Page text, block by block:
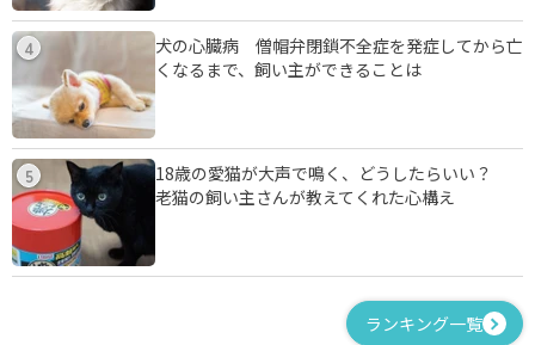
4
犬の心臓病 僧帽弁閉鎖不全症を発症してから亡
くなるまで、飼い主ができることは
5
18歳の愛猫が大声で鳴く、どうしたらいい？
老猫の飼い主さんが教えてくれた心構え
ランキング一覧